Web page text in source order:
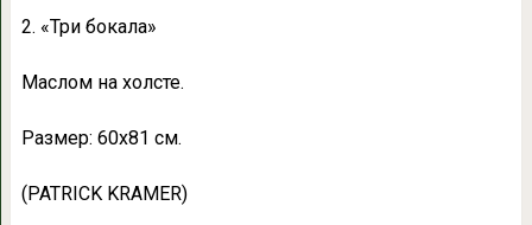
2. «Три бокала»
Маслом на холсте.
Размер: 60х81 см.
(PATRICK KRAMER)